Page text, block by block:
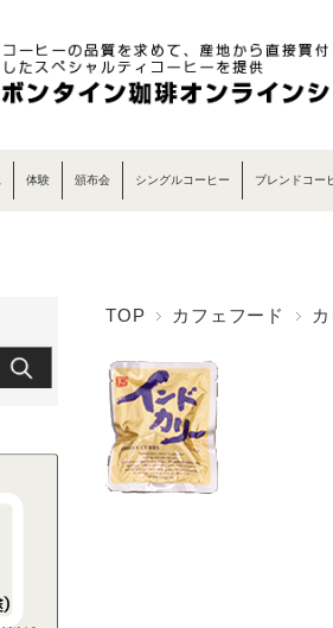
体験 頒布会 シングルコーヒー ブレンドコー
TOP カフェフード